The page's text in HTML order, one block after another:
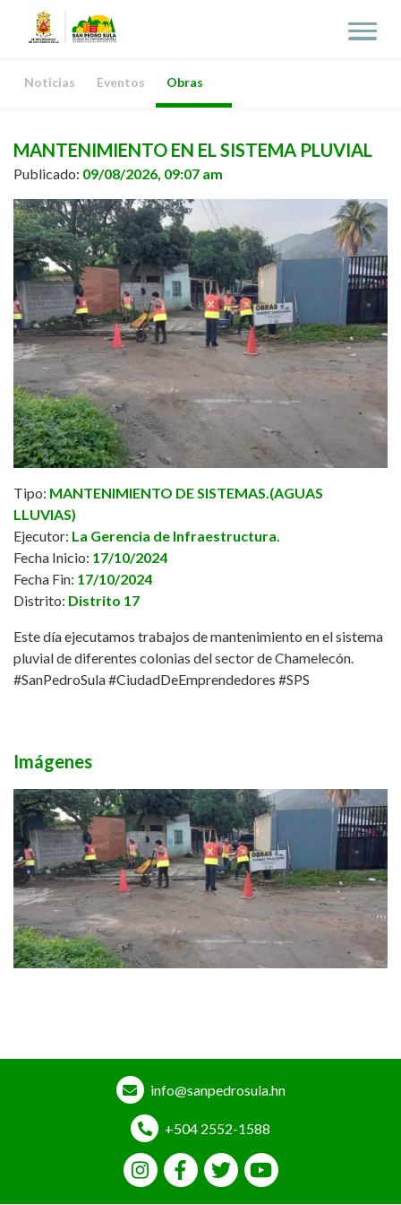
Noticias Eventos Obras
MANTENIMIENTO EN EL SISTEMA PLUVIAL
Publicado: 09/08/2026, 09:07 am
Tipo: MANTENIMIENTO DE SISTEMAS.(AGUAS
LLUVIAS)
Ejecutor: La Gerencia de Infraestructura.
Fecha Inicio: 17/10/2024
Fecha Fin: 17/10/2024
Distrito: Distrito 17
Este día ejecutamos trabajos de mantenimiento en el sistema
pluvial de diferentes colonias del sector de Chamelecón.
#SanPedroSula#CiudadDeEmprendedores #SPS
Imágenes
info@sanpedrosula.hn
+504 2552-1588